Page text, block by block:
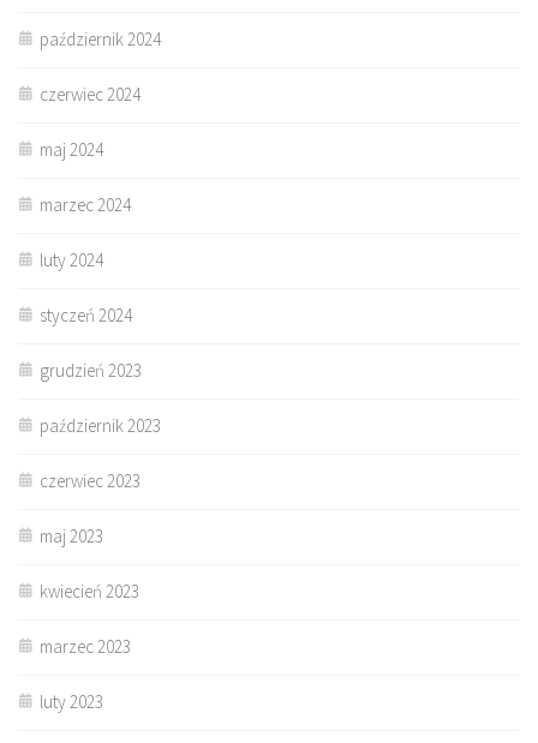
październik 2024
czerwiec 2024
maj 2024
marzec 2024
luty 2024
styczeń 2024
grudzień 2023
październik 2023
czerwiec 2023
maj 2023
kwiecień 2023
marzec 2023
luty 2023